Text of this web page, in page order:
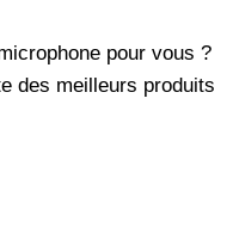
pour vous ?
des meilleurs produits